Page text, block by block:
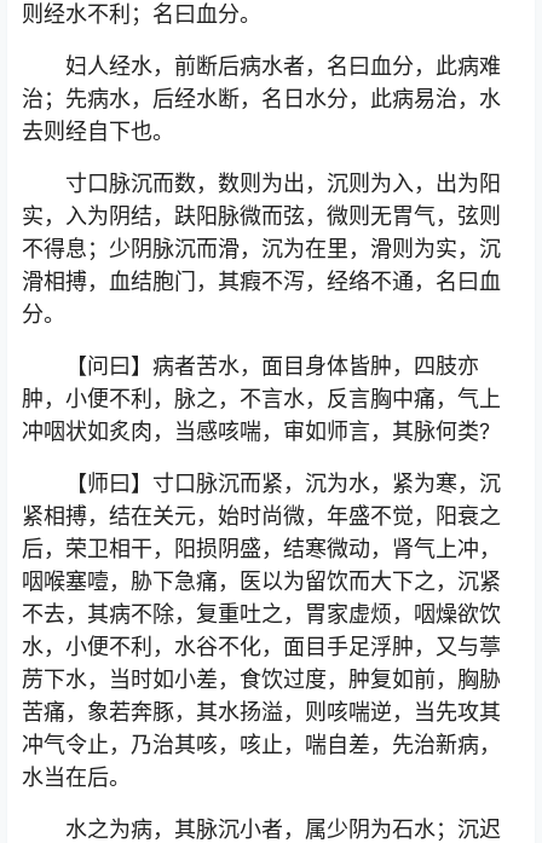
则经水不利；名曰血分。
妇人经水，前断后病水者，名曰血分，此病难
治；先病水，后经水断，名日水分，此病易治，水
去则经自下也。
寸口脉沉而数，数则为出，沉则为入，出为阳
实，入为阴结，趺阳脉微而弦，微则无胃气，弦则
不得息；少阴脉沉而滑，沉为在里，滑则为实，沉
滑相搏，血结胞门，其瘕不泻，经络不通，名曰血
分。
【问曰】病者苦水，面目身体皆肿，四肢亦
肿，小便不利，脉之，不言水，反言胸中痛，气上
冲咽状如炙肉，当感咳喘，审如师言，其脉何类?
【师曰】寸口脉沉而紧，沉为水，紧为寒，沉
紧相搏，结在关元，始时尚微，年盛不觉，阳衰之
后，荣卫相干，阳损阴盛，结寒微动，肾气上冲，
咽喉塞噎，胁下急痛，医以为留饮而大下之，沉紧
不去，其病不除，复重吐之，胃家虚烦，咽燥欲饮
水，小便不利，水谷不化，面目手足浮肿，又与葶
苈下水，当时如小差，食饮过度，肿复如前，胸胁
苦痛，象若奔豚，其水扬溢，则咳喘逆，当先攻其
冲气令止，乃治其咳，咳止，喘自差，先治新病，
水当在后。
水之为病，其脉沉小者，属少阴为石水；沉迟